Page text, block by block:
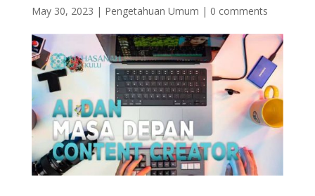
May 30, 2023 | Pengetahuan Umum | 0 comments